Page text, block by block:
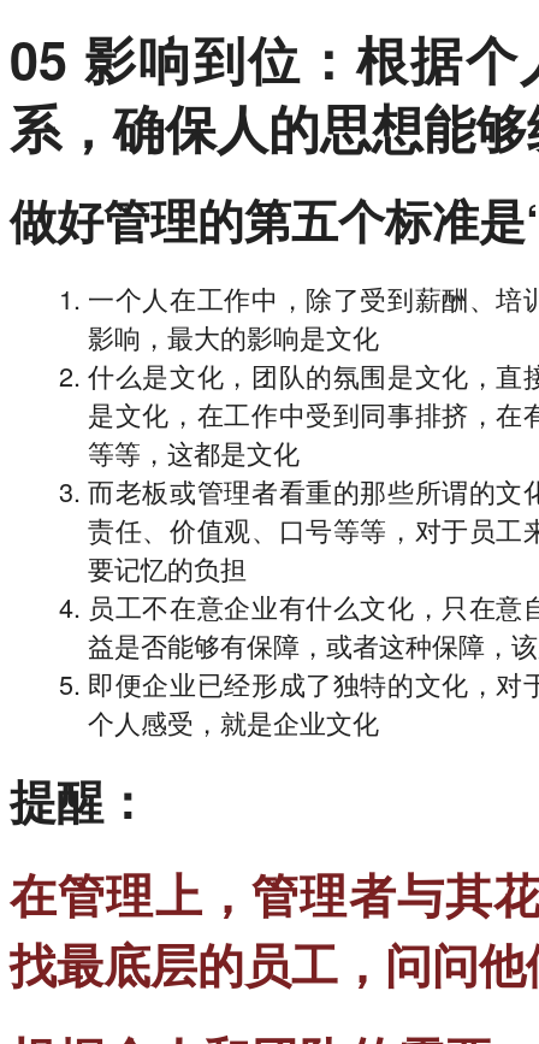
05 影响到位：根据
系，确保人的思想能
做好管理的第五个标准
一个人在工作中，除了受到薪酬、培
影响，最大的影响是文化
什么是文化，团队的氛围是文化，直
是文化，在工作中受到同事排挤，在
等等，这都是文化
而老板或管理者看重的那些所谓的文
责任、价值观、口号等等，对于员工
要记忆的负担
员工不在意企业有什么文化，只在意
益是否能够有保障，或者这种保障，
即便企业已经形成了独特的文化，对
个人感受，就是企业文化
提醒：
在管理上，管理者与其
找最底层的员工，问问